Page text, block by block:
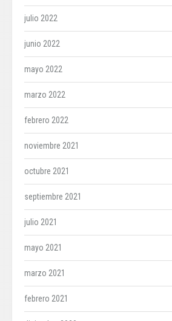
julio 2022
junio 2022
mayo 2022
marzo 2022
febrero 2022
noviembre 2021
octubre 2021
septiembre 2021
julio 2021
mayo 2021
marzo 2021
febrero 2021